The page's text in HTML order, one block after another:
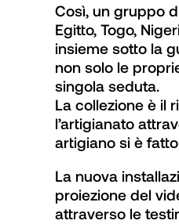
Così, un gruppo
Egitto, Togo,
insieme sotto la
non solo le
singola seduta.
La collezione è il
l’artigianato
artigiano si è
La nuova
proiezione del
attraverso le